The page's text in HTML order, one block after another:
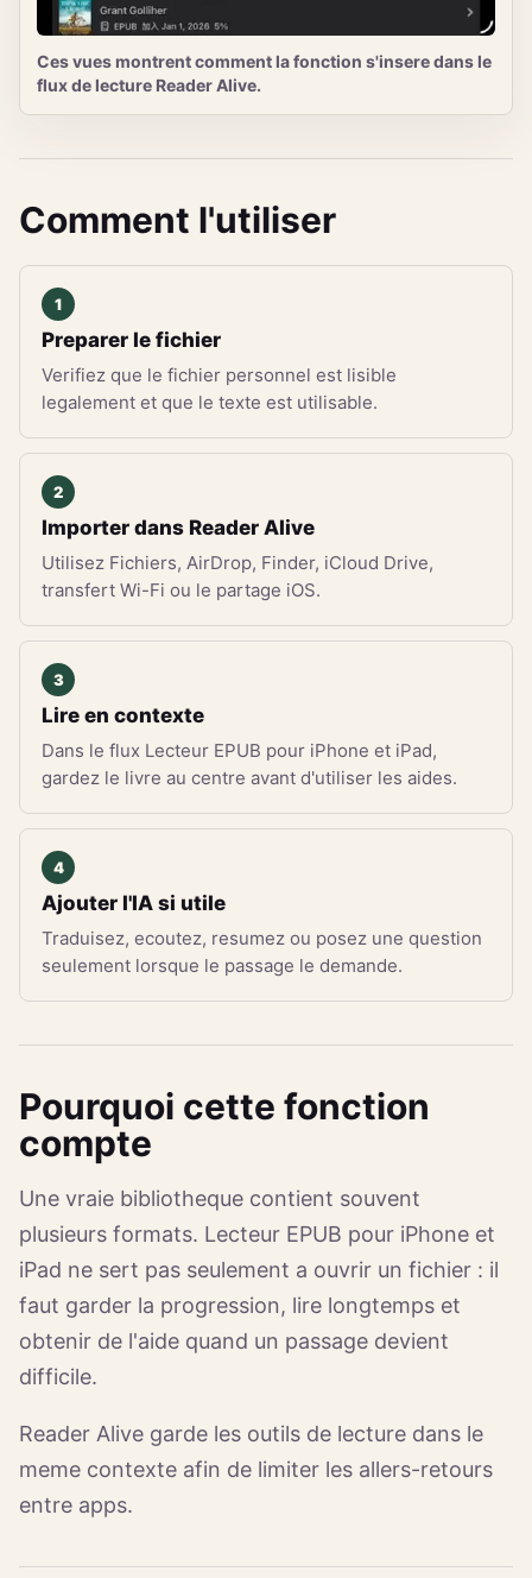
Ces vues montrent comment la fonction s'insere dans le
flux de lecture Reader Alive.
Comment l'utiliser
Preparer le fichier
Verifiez que le fichier personnel est lisible
legalement et que le texte est utilisable.
Importer dans Reader Alive
Utilisez Fichiers, AirDrop, Finder, iCloud Drive,
transfert Wi-Fi ou le partage iOS.
Lire en contexte
Dans le flux Lecteur EPUB pour iPhone et iPad,
gardez le livre au centre avant d'utiliser les aides.
Ajouter l'IA si utile
Traduisez, ecoutez, resumez ou posez une question
seulement lorsque le passage le demande.
Pourquoi cette fonction
compte
Une vraie bibliotheque contient souvent
plusieurs formats. Lecteur EPUB pour iPhone et
iPad ne sert pas seulement a ouvrir un fichier : il
faut garder la progression, lire longtemps et
obtenir de l'aide quand un passage devient
difficile.
Reader Alive garde les outils de lecture dans le
meme contexte afin de limiter les allers-retours
entre apps.